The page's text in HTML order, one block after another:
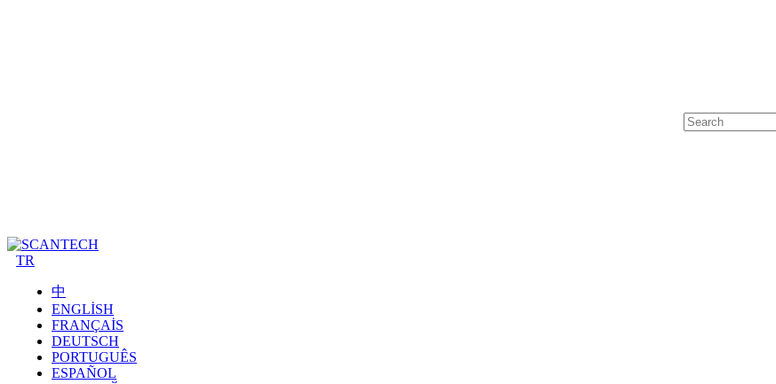
TR
中
ENGLISH
FRANÇAIS
DEUTSCH
PORTUGUÊS
ESPAÑOL